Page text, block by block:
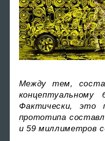
Между тем,
Фактически, это
прототипа
и 59 миллиметров